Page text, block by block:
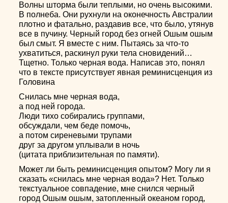
Волны шторма были теплыми, но очень высокими.
В полнеба. Они рухнули на оконечность Австралии
плотно и фатально, раздавив все, что было, утянув
все в пучину. Черный город без огней Ошым ошым
был смыт. Я вместе с ним. Пытаясь за что-то
ухватиться, раскинул руки тела сновидений…
Тщетно. Только черная вода. Написав это, понял
что в тексте присутствует явная реминисценция из
Головина
Снилась мне черная вода,
а под ней города.
Люди тихо собирались группами,
обсуждали, чем беде помочь,
а потом сиреневыми трупами
друг за другом уплывали в ночь
(цитата приблизительная по памяти).
Может ли быть реминисценция опытом? Могу ли я
сказать «снилась мне черная вода»? Нет. Только
текстуальное совпадение, мне снился черный
город Ошым ошым, затопленный океаном город,